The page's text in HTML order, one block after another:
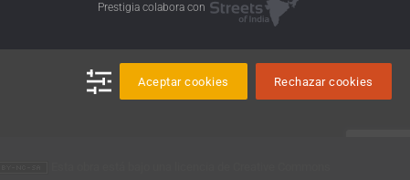
Prestigia colabora con
Aceptar cookies Rechazar cookies